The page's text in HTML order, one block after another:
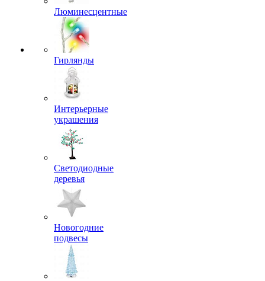
Люминесцентные
Гирлянды
Интерьерные
украшения
Светодиодные
деревья
Новогодние
подвесы